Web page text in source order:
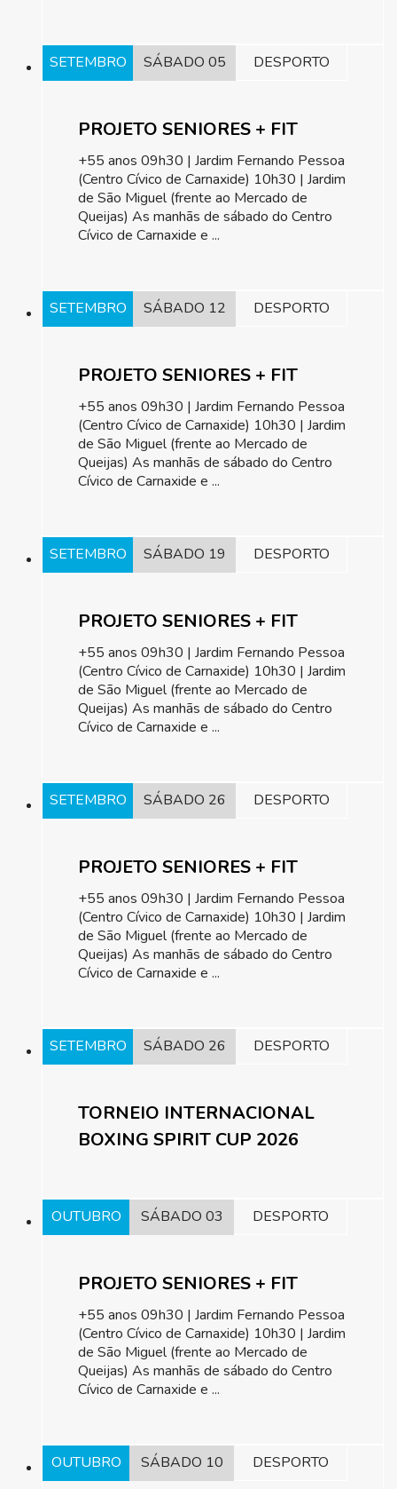
SETEMBRO SÁBADO 05 DESPORTO
PROJETO SENIORES + FIT
+55 anos 09h30 | Jardim Fernando Pessoa
(Centro Cívico de Carnaxide) 10h30 | Jardim
de São Miguel (frente ao Mercado de
Queijas) As manhãs de sábado do Centro
Cívico de Carnaxide e ...
SETEMBRO SÁBADO 12 DESPORTO
PROJETO SENIORES + FIT
+55 anos 09h30 | Jardim Fernando Pessoa
(Centro Cívico de Carnaxide) 10h30 | Jardim
de São Miguel (frente ao Mercado de
Queijas) As manhãs de sábado do Centro
Cívico de Carnaxide e ...
SETEMBRO SÁBADO 19 DESPORTO
PROJETO SENIORES + FIT
+55 anos 09h30 | Jardim Fernando Pessoa
(Centro Cívico de Carnaxide) 10h30 | Jardim
de São Miguel (frente ao Mercado de
Queijas) As manhãs de sábado do Centro
Cívico de Carnaxide e ...
SETEMBRO SÁBADO 26 DESPORTO
PROJETO SENIORES + FIT
+55 anos 09h30 | Jardim Fernando Pessoa
(Centro Cívico de Carnaxide) 10h30 | Jardim
de São Miguel (frente ao Mercado de
Queijas) As manhãs de sábado do Centro
Cívico de Carnaxide e ...
SETEMBRO SÁBADO 26 DESPORTO
TORNEIO INTERNACIONAL
BOXING SPIRIT CUP 2026
OUTUBRO SÁBADO 03 DESPORTO
PROJETO SENIORES + FIT
+55 anos 09h30 | Jardim Fernando Pessoa
(Centro Cívico de Carnaxide) 10h30 | Jardim
de São Miguel (frente ao Mercado de
Queijas) As manhãs de sábado do Centro
Cívico de Carnaxide e ...
OUTUBRO SÁBADO 10 DESPORTO